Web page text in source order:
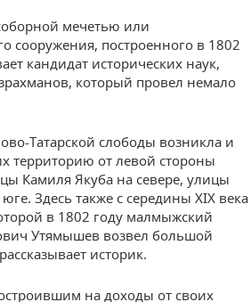
мечетью или
сооружения, построенного в 1802
кандидат исторических наук,
который провел немало
Татарской слободы возникла и
территорию от левой стороны
Камиля Якуба на севере, улицы
Здесь также с середины XIX века
в 1802 году малмыжский
Утямышев возвел большой
историк.
на доходы от своих